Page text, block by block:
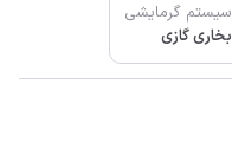
سیستم گرمایشی
بخاری گازی